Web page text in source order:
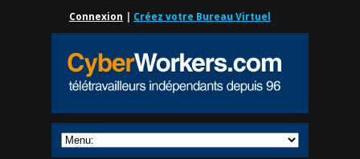
Connexion | Créez votre Bureau Virtuel